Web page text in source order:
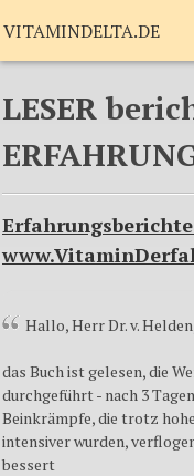
LESER
Hallo, Herr Dr. v.
das Buch ist gelesen, die
durchgeführt - nach 3
Beinkrämpfe, die trotz
intensiver wurden,
bessert
VITAMINDELTA.DE